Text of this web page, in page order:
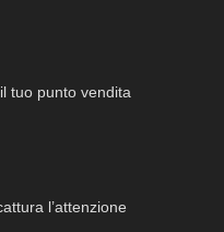
tuo punto vendita
l’attenzione